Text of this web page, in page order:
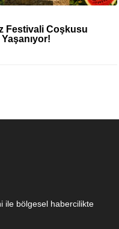
Festivali Coşkusu
ile bölgesel habercilikte